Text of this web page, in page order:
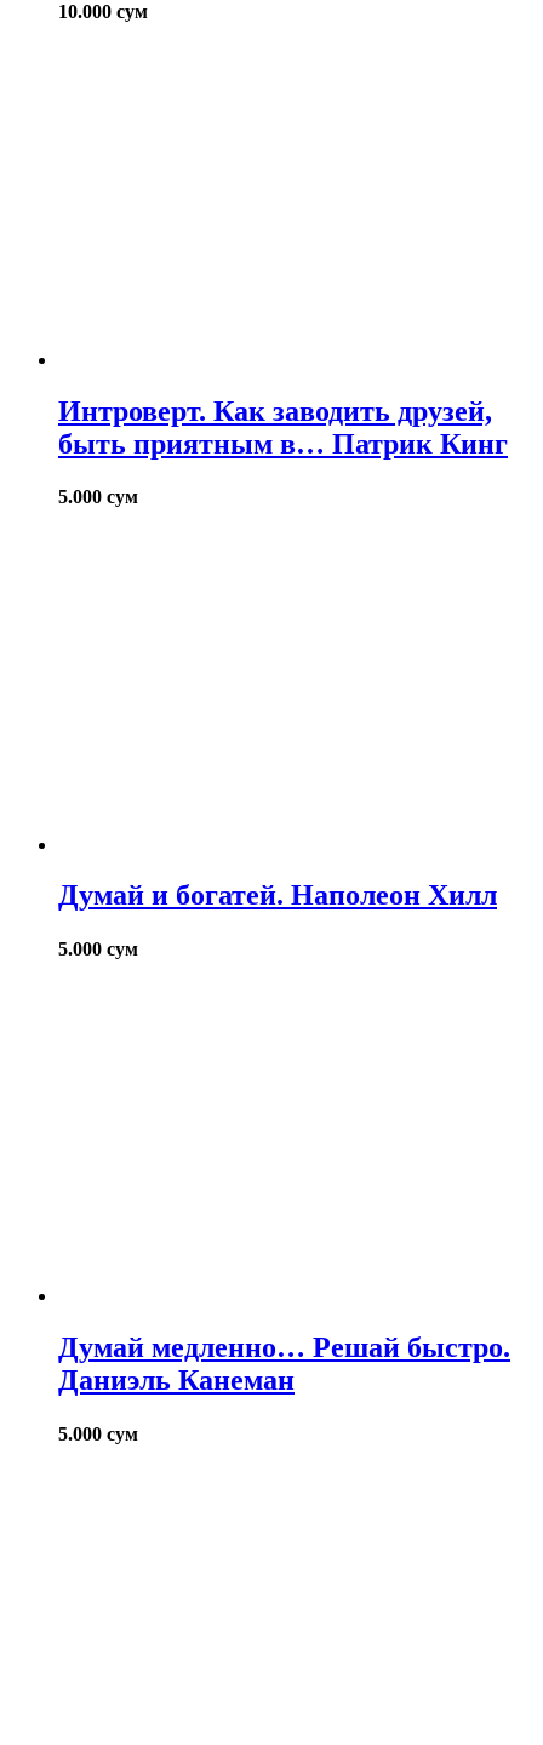
10.000 сум
Интроверт. Как заводить друзей,
быть приятным в… Патрик Кинг
5.000 сум
Думай и богатей. Наполеон Хилл
5.000 сум
Думай медленно… Решай быстро.
Даниэль Канеман
5.000 сум